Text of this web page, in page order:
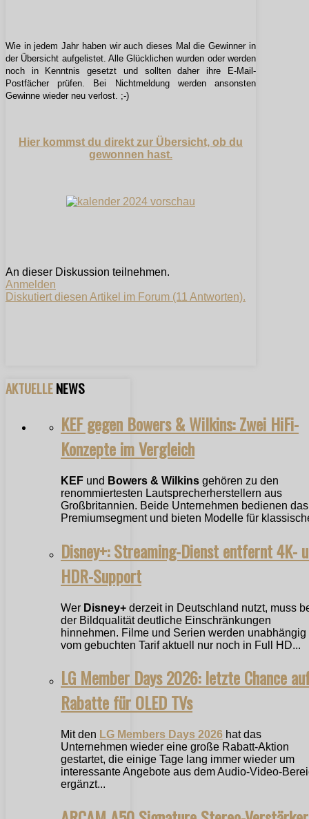
Wie in jedem Jahr haben wir auch dieses Mal die Gewinner in
der Übersicht aufgelistet. Alle Glücklichen wurden oder werden
noch in Kenntnis gesetzt und sollten daher ihre E-Mail-
Postfächer prüfen. Bei Nichtmeldung werden ansonsten
Gewinne wieder neu verlost. ;-)
Hier kommst du direkt zur Übersicht, ob du
gewonnen hast.
An dieser Diskussion teilnehmen.
Anmelden
Diskutiert diesen Artikel im Forum (11 Antworten).
AKTUELLENEWS
KEF gegen Bowers & Wilkins: Zwei HiFi-
Konzepte im Vergleich
KEF und Bowers & Wilkins gehören zu den
renommiertesten Lautsprecherherstellern aus
Großbritannien. Beide Unternehmen bedienen das
Premiumsegment und bieten Modelle für
Disney+: Streaming-Dienst entfernt 4K-
HDR-Support
Wer Disney+ derzeit in Deutschland nutzt, muss
der Bildqualität deutliche Einschränkungen
hinnehmen. Filme und Serien werden unabhängig
vom gebuchten Tarif aktuell nur noch in Full HD...
LG Member Days 2026: letzte Chance
Rabatte für OLED TVs
Mit den LG Members Days 2026 hat das
Unternehmen wieder eine große Rabatt-Aktion
gestartet, die einige Tage lang immer wieder um
interessante Angebote aus dem Audio-Video-
ergänzt...